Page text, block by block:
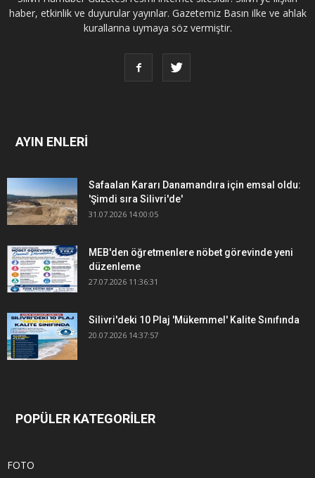
haber, etkinlik ve duyurular yayınlar. Gazetemiz Basın ilke ve ahlak
kurallarına uymaya söz vermiştir.
AYIN ENLERİ
Safaalan Kararı Danamandıra için emsal oldu:
'Şimdi sıra Silivri'de'
31.07.2026 14:00:05
MEB'den öğretmenlere nöbet görevinde yeni
düzenleme
27.07.2026 11:36:31
Silivri'deki 10 Plaj 'Mükemmel' Kalite Sınıfında
20.07.2026 14:37:57
POPÜLER KATEGORİLER
FOTO